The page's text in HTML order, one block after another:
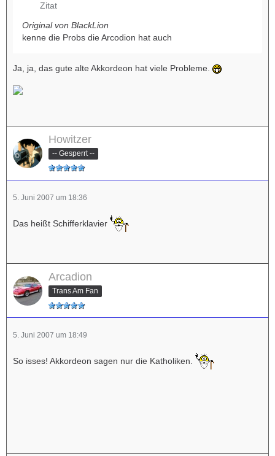
Zitat
Original von BlackLion
kenne die Probs die Arcodion hat auch
Ja, ja, das gute alte Akkordeon hat viele Probleme.
Howitzer
-- Gesperrt --
5. Juni 2007 um 18:36
Das heißt Schifferklavier
Arcadion
Trans Am Fan
5. Juni 2007 um 18:49
So isses! Akkordeon sagen nur die Katholiken.